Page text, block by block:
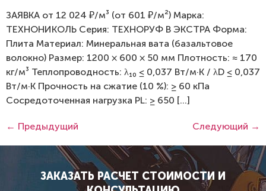
ЗАЯВКА от 12 024 ₽/м³ (от 601 ₽/м²) Марка:
ТЕХНОНИКОЛЬ Серия: ТЕХНОРУФ В ЭКСТРА Форма:
Плита Материал: Минеральная вата (базальтовое
волокно) Размер: 1200 × 600 × 50 мм Плотность: ≈ 170
кг/м³ Теплопроводность: λ₁₀ ≤ 0,037 Вт/м·К / λD ≤ 0,037
Вт/м·К Прочность на сжатие (10 %): ≥ 60 кПа
Сосредоточенная нагрузка PL: ≥ 650 […]
← Предыдущий Следующий →
ЗАКАЗАТЬ РАСЧЕТ СТОИМОСТИ И